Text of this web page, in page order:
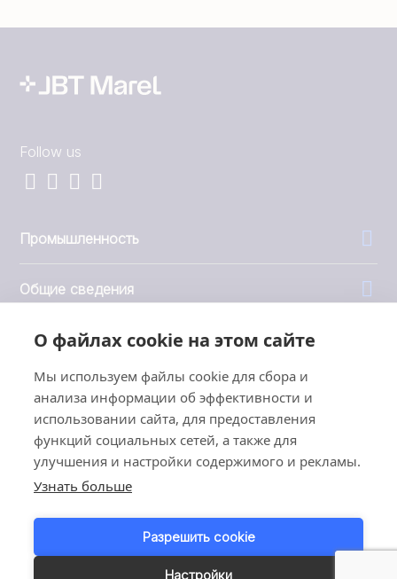
О файлах cookie на этом сайте
Мы используем файлы cookie для сбора и
анализа информации об эффективности и
использовании сайта, для предоставления
функций социальных сетей, а также для
улучшения и настройки содержимого и рекламы.
Узнать больше
Разрешить cookie
Настройки
Follow us
Промышленность
Общие сведения
Компания
1999 - 2026 © JBT Marel
Политика конфиденциальности
Customer Personal Data Protection Terms